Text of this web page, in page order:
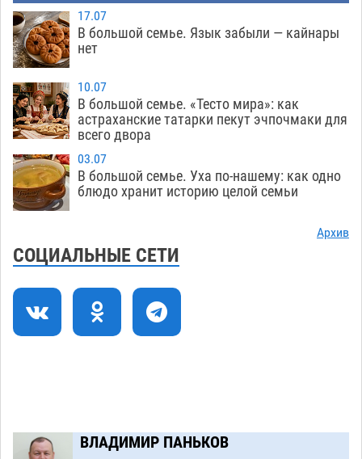
на новой серебряной монете Банка России
06.08 333
14:35
Буддийские святыни из Астрахани выставили
в музее Пушкина в Москве
13:50
Мэрия Астрахани переводит городские
зеленые зоны на автоматический полив
13:13
Скончался второй ребенок после пожара в
Астрахани
Астраханские гандболисты с крупной победы
стартовали на Всероссийской Спартакиаде
12:16
В астраханском селе невестка изрешетила
машину свекрови
17.07
В большой семье. Язык забыли — кайнары
нет
10.07
В большой семье. «Тесто мира»: как
астраханские татарки пекут эчпочмаки для
всего двора
03.07
В большой семье. Уха по-нашему: как одно
блюдо хранит историю целой семьи
Архив
СОЦИАЛЬНЫЕ СЕТИ
ВЛАДИМИР ПАНЬКОВ